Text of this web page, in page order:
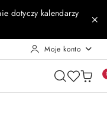
dotyczy kalendarzy
Moje konto